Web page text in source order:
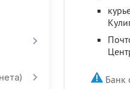
Банк